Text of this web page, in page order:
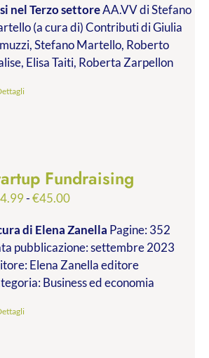
€9.99
a
€19.00
nel Terzo settoreAA.VV di Stefano
(a cura di) Contributi di Giulia
Stefano Martello, Roberto
Elisa Taiti, Roberta Zarpellon
Fundraising
-€45.00Fascia
prezzo:
da
€24.99
a
di Elena Zanella Pagine: 352
pubblicazione: settembre 2023
Elena Zanella editore
Business ed economia